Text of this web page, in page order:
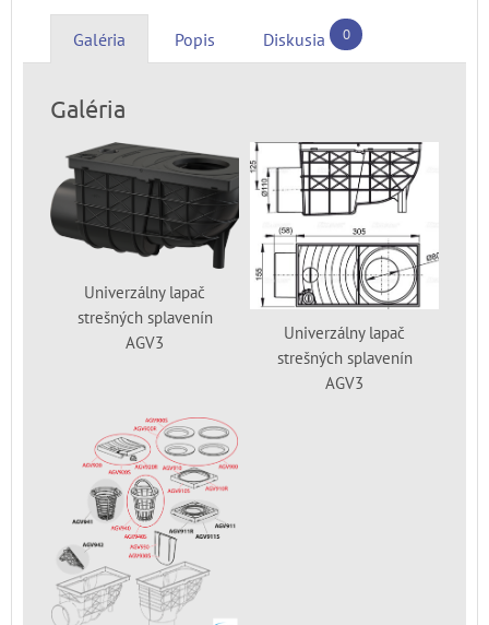
Galéria Popis Diskusia 0
Galéria
Univerzálny lapač
strešných splavenín
AGV3
Univerzálny lapač
strešných splavenín
AGV3